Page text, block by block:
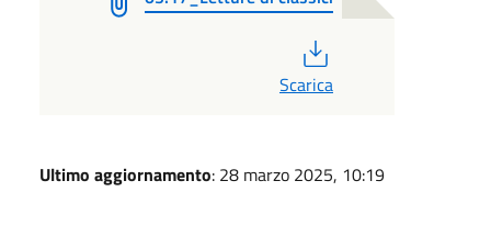
Scarica
Ultimo aggiornamento: 28 marzo 2025, 10:19